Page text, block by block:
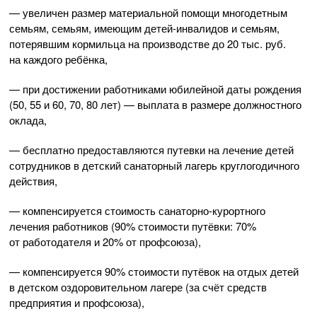
— увеличен размер материальной помощи многодетным
семьям, семьям, имеющим детей-инвалидов и семьям,
потерявшим кормильца на производстве до 20 тыс. руб.
на каждого ребёнка,
— при достижении работниками юбилейной даты рождения
(50, 55 и 60, 70, 80 лет) — выплата в размере должностного
оклада,
— бесплатно предоставляются путевки на лечение детей
сотрудников в детский санаторный лагерь круглогодичного
действия,
— компенсируется стоимостьсанаторно-курортного
лечения работников (90% стоимости путёвки: 70%
от работодателя и 20% от профсоюза),
— компенсируется 90% стоимости путёвок на отдых детей
в детском оздоровительном лагере (за счёт средств
предприятия и профсоюза),